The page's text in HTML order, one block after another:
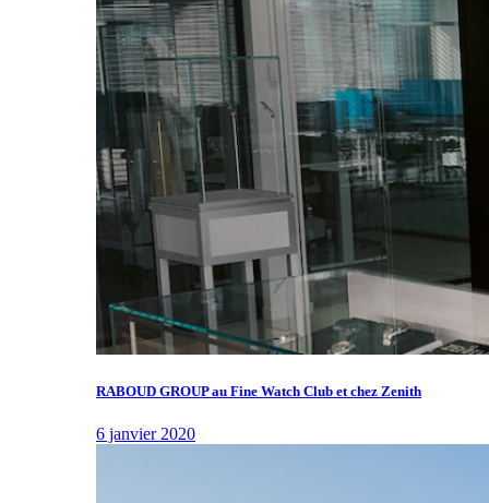
RABOUD GROUP au Fine Watch Club et chez Zenith
6 janvier 2020